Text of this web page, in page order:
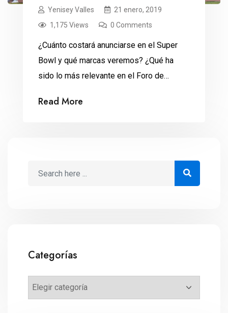
Yenisey Valles
21 enero, 2019
1,175 Views
0 Comments
¿Cuánto costará anunciarse en el Super
Bowl y qué marcas veremos? ¿Qué ha
sido lo más relevante en el Foro de
agenda global en el inicio de la semana. 1.
Read More
Categorías